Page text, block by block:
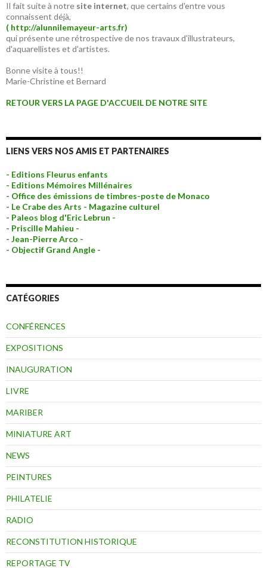
Il fait suite à notre site internet, que certains d'entre vous
connaissent déjà,
( http://alunnilemayeur-arts.fr)
qui présente une rétrospective de nos travaux d'illustrateurs,
d'aquarellistes et d'artistes.
Bonne visite à tous!!
Marie-Christine et Bernard
RETOUR VERS LA PAGE D'ACCUEIL DE NOTRE SITE
LIENS VERS NOS AMIS ET PARTENAIRES
- Editions Fleurus enfants
- Editions Mémoires Millénaires
- Office des émissions de timbres-poste de Monaco
- Le Crabe des Arts - Magazine culturel
- Paleos blog d'Eric Lebrun -
- Priscille Mahieu -
- Jean-Pierre Arco -
- Objectif Grand Angle -
CATÉGORIES
CONFÉRENCES
EXPOSITIONS
INAUGURATION
LIVRE
MARIBER
MINIATURE ART
NEWS
PEINTURES
PHILATELIE
RADIO
RECONSTITUTION HISTORIQUE
REPORTAGE TV